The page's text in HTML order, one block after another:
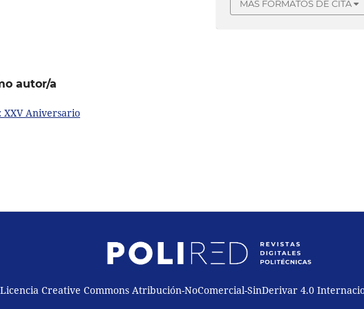
MÁS FORMATOS DE CITA
autor/a
XXV Aniversario
Creative Commons Atribución-NoComercial-SinDerivar 4.0